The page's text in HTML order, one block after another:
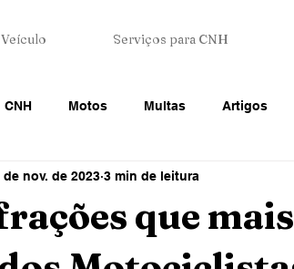
Serviços para CNH
CNH Motos Multas Artigos
de Trânsito CNH - Carteira de
que
de nov. de 2023 3 min de leitura